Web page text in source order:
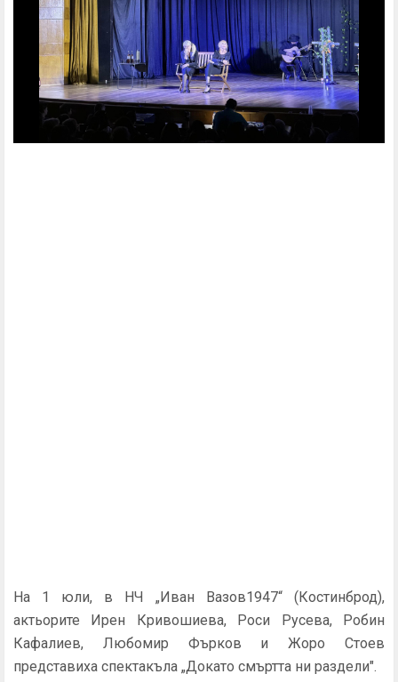
На 1 юли, в НЧ „Иван Вазов1947“ (Костинброд),
актьорите Ирен Кривошиева, Роси Русева, Робин
Кафалиев, Любомир Фърков и Жоро Стоев
представиха спектакъла „Докато смъртта ни раздели".